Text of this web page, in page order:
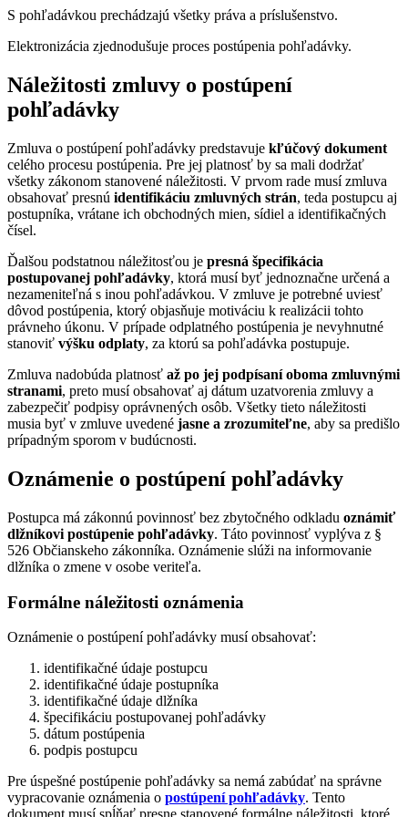
S pohľadávkou prechádzajú všetky práva a príslušenstvo.
Elektronizácia zjednodušuje proces postúpenia pohľadávky.
Náležitosti zmluvy o postúpení
pohľadávky
Zmluva o postúpení pohľadávky predstavuje kľúčový dokument
celého procesu postúpenia. Pre jej platnosť by sa mali dodržať
všetky zákonom stanovené náležitosti. V prvom rade musí zmluva
obsahovať presnú identifikáciu zmluvných strán, teda postupcu aj
postupníka, vrátane ich obchodných mien, sídiel a identifikačných
čísel.
Ďalšou podstatnou náležitosťou je presná špecifikácia
postupovanej pohľadávky, ktorá musí byť jednoznačne určená a
nezameniteľná s inou pohľadávkou. V zmluve je potrebné uviesť
dôvod postúpenia, ktorý objasňuje motiváciu k realizácii tohto
právneho úkonu. V prípade odplatného postúpenia je nevyhnutné
stanoviť výšku odplaty, za ktorú sa pohľadávka postupuje.
Zmluva nadobúda platnosť až po jej podpísaní oboma zmluvnými
stranami, preto musí obsahovať aj dátum uzatvorenia zmluvy a
zabezpečiť podpisy oprávnených osôb. Všetky tieto náležitosti
musia byť v zmluve uvedené jasne a zrozumiteľne, aby sa predišlo
prípadným sporom v budúcnosti.
Oznámenie o postúpení pohľadávky
Postupca má zákonnú povinnosť bez zbytočného odkladu oznámiť
dlžníkovi postúpenie pohľadávky. Táto povinnosť vyplýva z §
526 Občianskeho zákonníka. Oznámenie slúži na informovanie
dlžníka o zmene v osobe veriteľa.
Formálne náležitosti oznámenia
Oznámenie o postúpení pohľadávky musí obsahovať:
identifikačné údaje postupcu
identifikačné údaje postupníka
identifikačné údaje dlžníka
špecifikáciu postupovanej pohľadávky
dátum postúpenia
podpis postupcu
Pre úspešné postúpenie pohľadávky sa nemá zabúdať na správne
vypracovanie oznámenia o postúpení pohľadávky. Tento